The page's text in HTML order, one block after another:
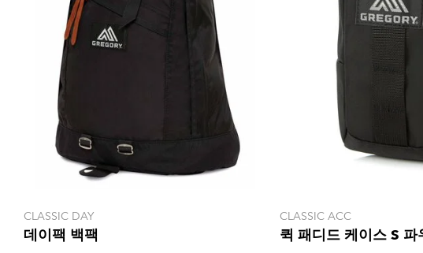
CLASSIC DAY
데이팩 백팩
CLASSIC ACC
퀵 패디드 케이스 S 파